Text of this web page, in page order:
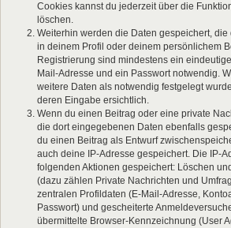
Cookies kannst du jederzeit über die
löschen.
Weiterhin werden die Daten gespeichert,
in deinem Profil oder deinem persönlichem
Registrierung sind mindestens ein
Mail-Adresse und ein Passwort notwendig.
weitere Daten als notwendig festgelegt
deren Eingabe ersichtlich.
Wenn du einen Beitrag oder eine private
die dort eingegebenen Daten ebenfalls
du einen Beitrag als Entwurf
auch deine IP-Adresse gespeichert. Die IP-
folgenden Aktionen gespeichert: Löschen
(dazu zählen Private Nachrichten und
zentralen Profildaten (E-Mail-Adresse,
Passwort) und gescheiterte
übermittelte Browser-Kennzeichnung (User